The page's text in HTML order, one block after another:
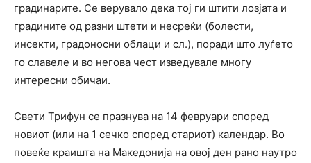
градинарите. Се верувало дека тој ги штити лозјата и
градините од разни штети и несреќи (болести,
инсекти, градоносни облаци и сл.), поради што луѓето
го славеле и во негова чест изведувале многу
интересни обичаи.
Свети Трифун се празнува на 14 февруари според
новиот (или на 1 сечко според стариот) календар. Во
повеќе краишта на Македонија на овој ден рано наутро